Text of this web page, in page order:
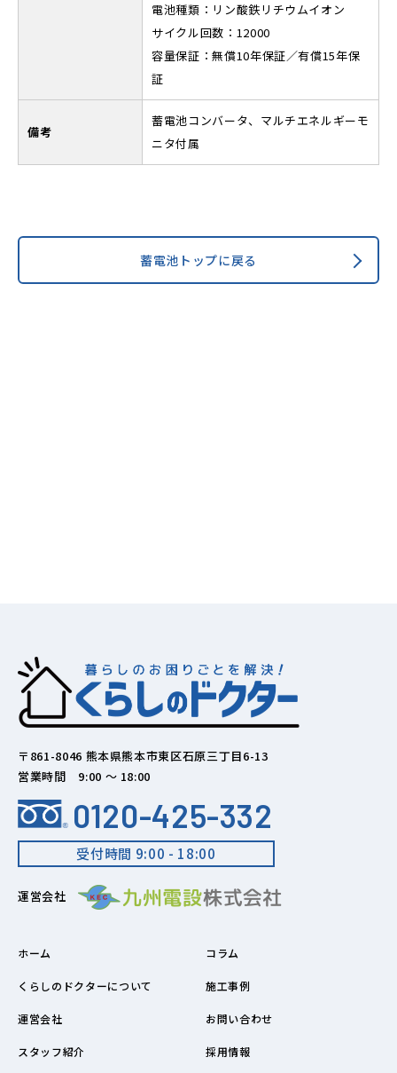
電池種類：リン酸鉄リチウムイオン
サイクル回数：12000
容量保証：無償10年保証／有償15年保
証
備考
蓄電池コンバータ、マルチエネルギーモ
ニタ付属
蓄電池トップに戻る
〒861-8046 熊本県熊本市東区石原三丁目6-13
営業時間 9:00 ～ 18:00
0120-425-332
受付時間 9:00 - 18:00
運営会社
ホーム
くらしのドクターについて
運営会社
スタッフ紹介
コラム
施工事例
お問い合わせ
採用情報